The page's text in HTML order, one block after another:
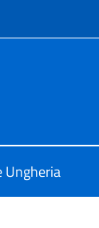
Ungheria